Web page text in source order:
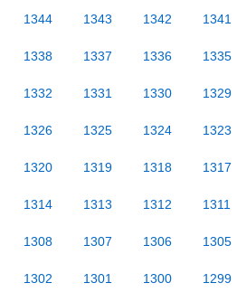
1344 1343 1342 1341
1338 1337 1336 1335
1332 1331 1330 1329
1326 1325 1324 1323
1320 1319 1318 1317
1314 1313 1312 1311
1308 1307 1306 1305
1302 1301 1300 1299